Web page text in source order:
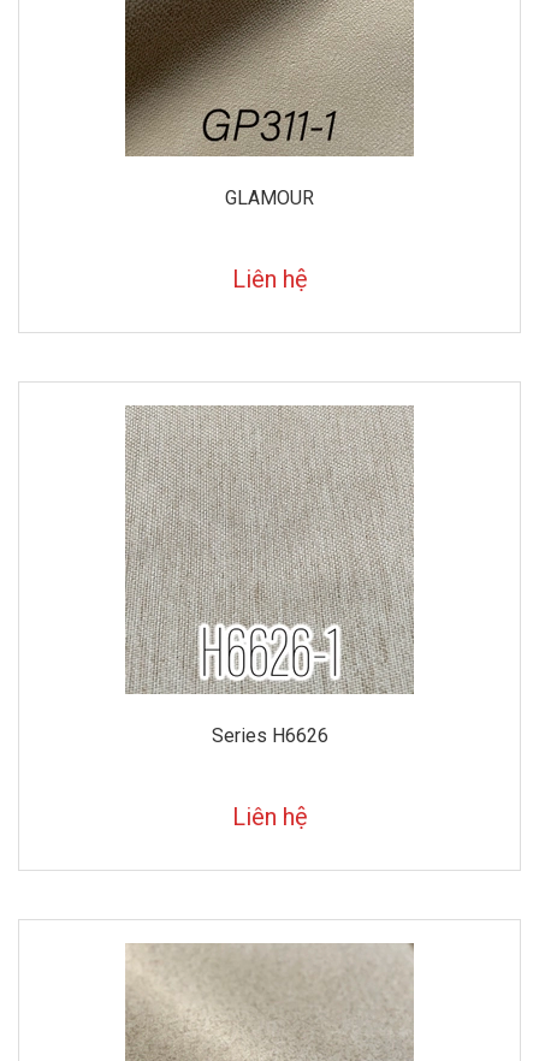
GLAMOUR
Liên hệ
Series H6626
Liên hệ